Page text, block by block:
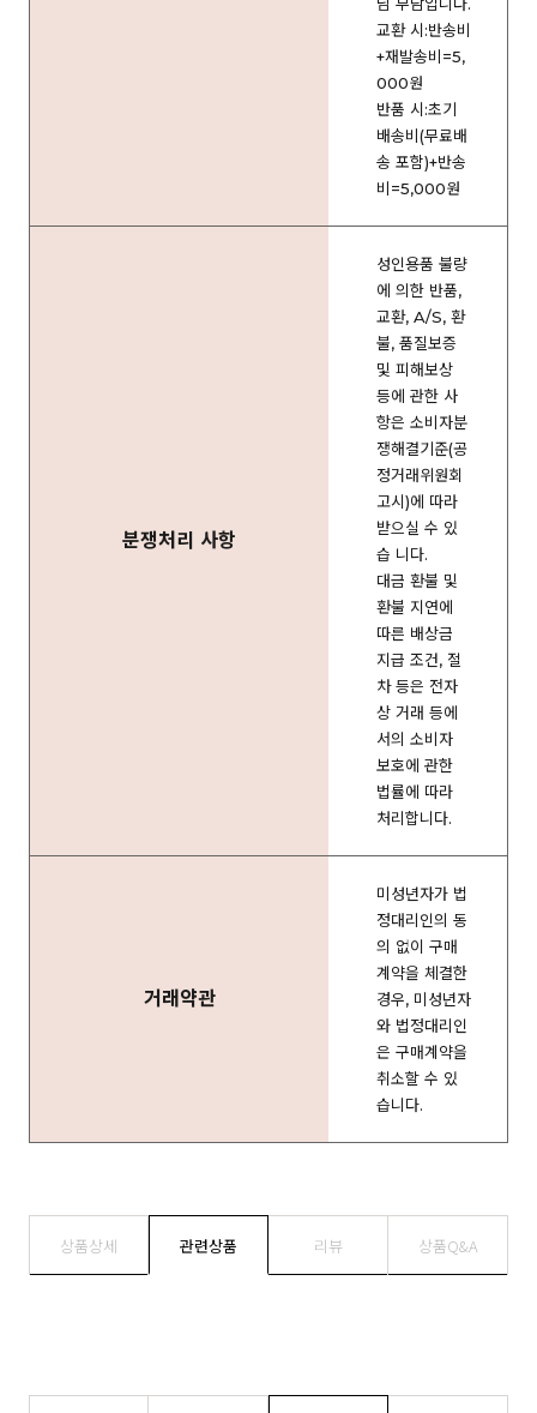
교환 시:반송비
+재발송비=5,
000원
반품 시:초기
배송비(무료배
송 포함)+반송
비=5,000원
분쟁처리 사항
성인용품 불량
에 의한 반품,
교환, A/S, 환
불, 품질보증
및 피해보상
등에 관한 사
항은 소비자분
쟁해결기준(공
정거래위원회
고시)에 따라
받으실 수 있
습 니다.
대금 환불 및
환불 지연에
따른 배상금
지급 조건, 절
차 등은 전자
상 거래 등에
서의 소비자
보호에 관한
법률에 따라
처리합니다.
거래약관
미성년자가 법
정대리인의 동
의 없이 구매
계약을 체결한
경우, 미성년자
와 법정대리인
은 구매계약을
취소할 수 있
습니다.
상품상세 관련상품 리뷰 상품Q&A